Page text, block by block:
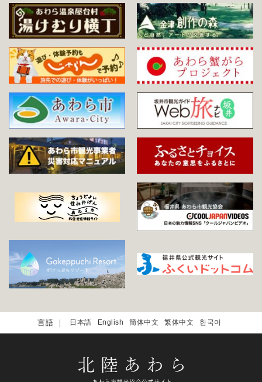
日本語 English 簡体中文 繁体中文 한국어